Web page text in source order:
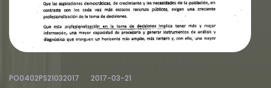
PO0402PS21032017 2017-03-21